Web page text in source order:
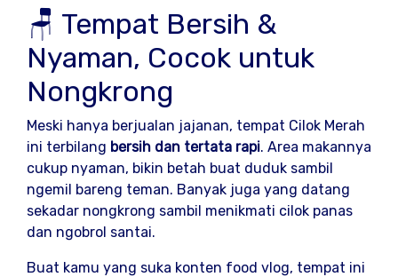
🪑 Tempat Bersih &
Nyaman, Cocok untuk
Nongkrong
Meski hanya berjualan jajanan, tempat Cilok Merah
ini terbilang bersih dan tertata rapi. Area makannya
cukup nyaman, bikin betah buat duduk sambil
ngemil bareng teman. Banyak juga yang datang
sekadar nongkrong sambil menikmati cilok panas
dan ngobrol santai.
Buat kamu yang suka konten food vlog, tempat ini